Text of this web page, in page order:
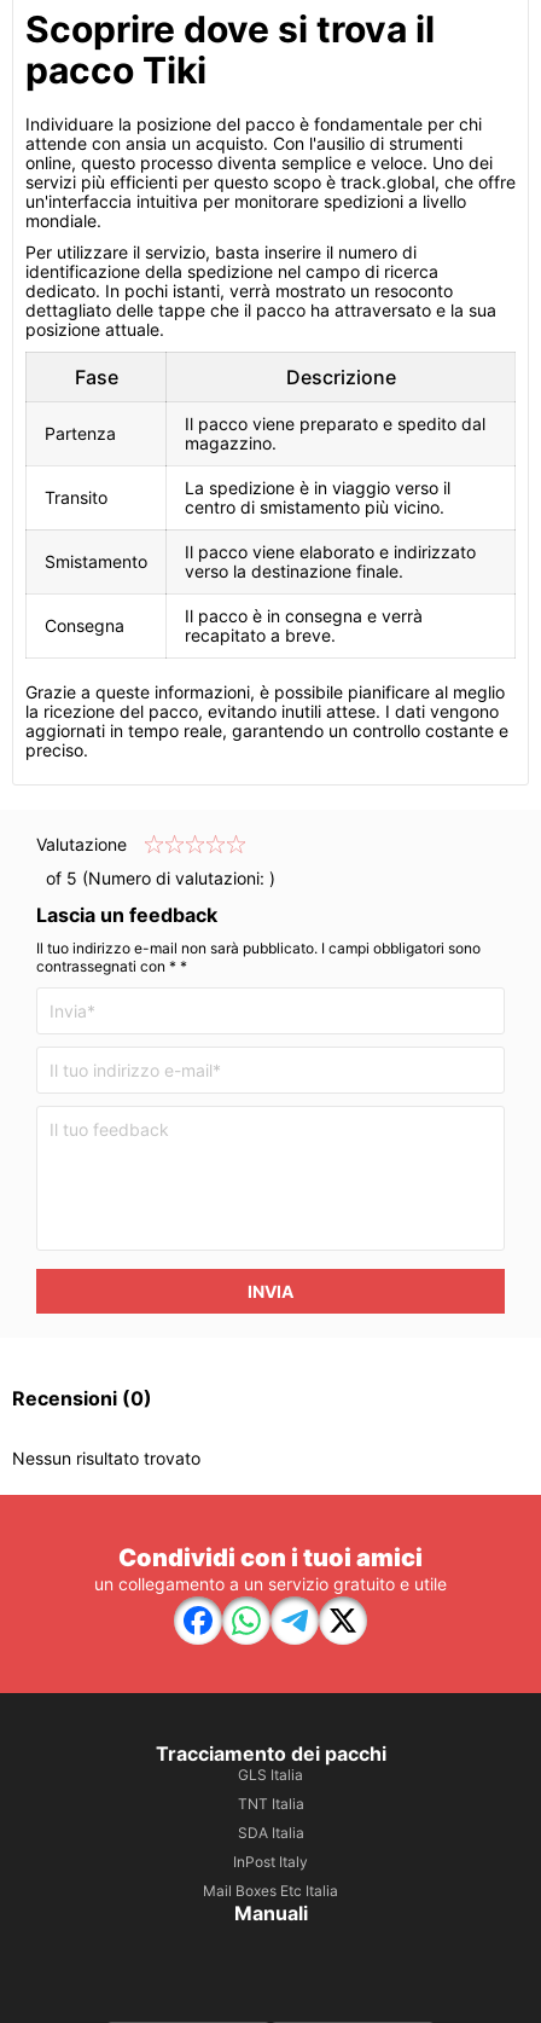
Scoprire dove si trova il
pacco Tiki
Individuare la posizione del pacco è fondamentale per chi
attende con ansia un acquisto. Con l'ausilio di strumenti
online, questo processo diventa semplice e veloce. Uno dei
servizi più efficienti per questo scopo è track.global, che offre
un'interfaccia intuitiva per monitorare spedizioni a livello
mondiale.
Per utilizzare il servizio, basta inserire il numero di
identificazione della spedizione nel campo di ricerca
dedicato. In pochi istanti, verrà mostrato un resoconto
dettagliato delle tappe che il pacco ha attraversato e la sua
posizione attuale.
Fase Descrizione
Partenza
Il pacco viene preparato e spedito dal
magazzino.
Transito
La spedizione è in viaggio verso il
centro di smistamento più vicino.
Smistamento
Il pacco viene elaborato e indirizzato
verso la destinazione finale.
Consegna
Il pacco è in consegna e verrà
recapitato a breve.
Grazie a queste informazioni, è possibile pianificare al meglio
la ricezione del pacco, evitando inutili attese. I dati vengono
aggiornati in tempo reale, garantendo un controllo costante e
preciso.
Valutazione
of 5 (Numero di valutazioni: )
Lascia un feedback
Il tuo indirizzo e-mail non sarà pubblicato. I campi obbligatori sono
contrassegnati con * *
INVIA
Recensioni (0)
Nessun risultato trovato
Condividi con i tuoi amici
un collegamento a un servizio gratuito e utile
Tracciamento dei pacchi
GLS Italia
TNT Italia
SDA Italia
InPost Italy
Mail Boxes Etc Italia
Manuali